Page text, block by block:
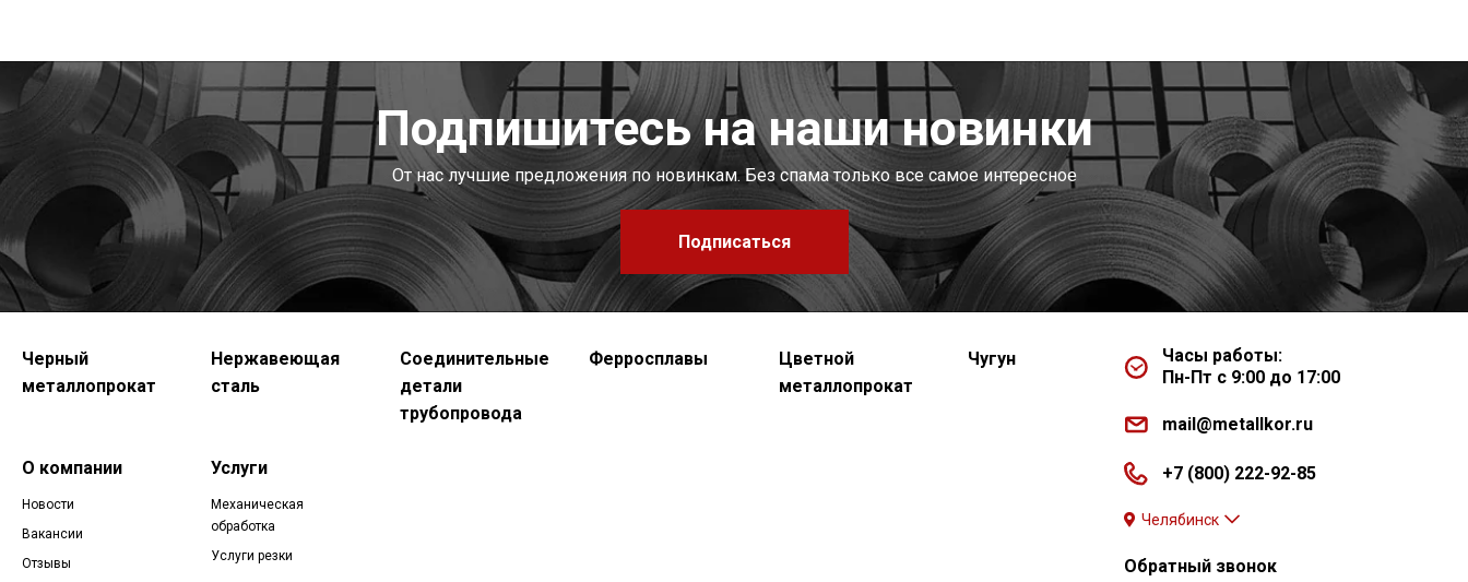
Подпишитесь на наши новинки
От нас лучшие предложения по новинкам. Без спама только все самое интересное
Подписаться
Черный
металлопрокат
Нержавеющая
сталь
Соединительные
детали
трубопровода
Ферросплавы
Цветной
металлопрокат
Чугун
О компании
Новости
Вакансии
Отзывы
Услуги
Механическая
обработка
Услуги резки
Часы работы:
Пн-Пт с 9:00 до 17:00
mail@metallkor.ru
+7 (800) 222-92-85
Челябинск
Обратный звонок